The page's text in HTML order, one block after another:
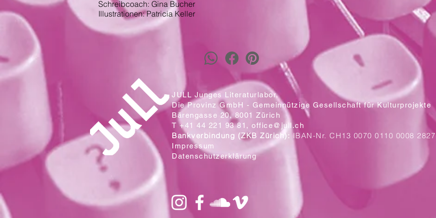
Schreibcoach: Gina Bucher
Illustrationen: Patricia Keller
JULL Junges Literaturlabor,
Die Provinz GmbH - Gemeinnützige Gesellschaft für Kulturprojekte
Bärengasse 20, 8001 Zürich
T +41 44 221 93 81, office@jull.ch
Bankverbindung (ZKB Zürich):IBAN-Nr. CH13 0070 0110 0008
Impressum
Datenschutzerklärung